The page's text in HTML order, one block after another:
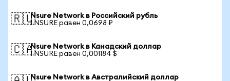
🇷🇺Nsure Network в Российский рубль
1 NSURE равен 0,0698 ₽
🇨🇦Nsure Network в Канадский доллар
1 NSURE равен 0,001184 $
Nsure Network в Австралийский доллар